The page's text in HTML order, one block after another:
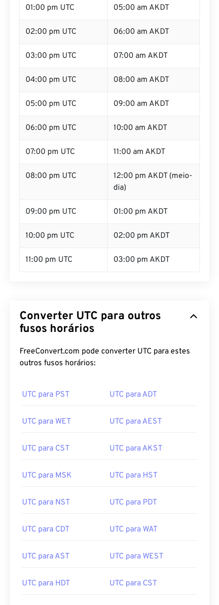
01:00 pm UTC 05:00 am AKDT
02:00 pm UTC 06:00 am AKDT
03:00 pm UTC 07:00 am AKDT
04:00 pm UTC 08:00 am AKDT
05:00 pm UTC 09:00 am AKDT
06:00 pm UTC 10:00 am AKDT
07:00 pm UTC 11:00 am AKDT
08:00 pm UTC
12:00 pm AKDT (meio-
dia)
09:00 pm UTC 01:00 pm AKDT
10:00 pm UTC 02:00 pm AKDT
11:00 pm UTC 03:00 pm AKDT
Converter UTC para outros
fusos horários
FreeConvert.com pode converter UTC para estes
outros fusos horários:
UTC para PST UTC para ADT
UTC para WET UTC para AEST
UTC para CST UTC para AKST
UTC para MSK UTC para HST
UTC para NST UTC para PDT
UTC para CDT UTC para WAT
UTC para AST UTC para WEST
UTC para HDT UTC para CST